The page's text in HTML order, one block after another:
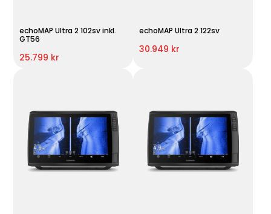
echoMAP Ultra 2 102sv inkl.
GT56
25.799 kr
echoMAP Ultra 2 122sv
30.949 kr